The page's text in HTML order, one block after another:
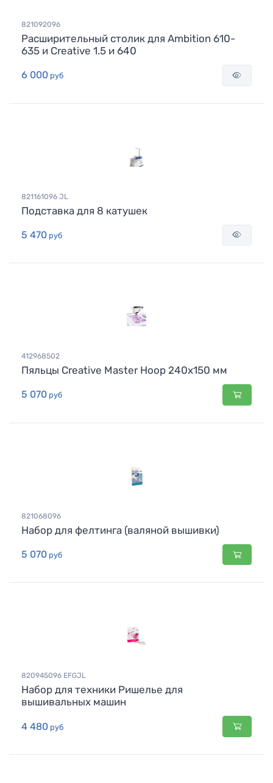
821092096
Расширительный столик для Ambition 610-
635 и Creative 1.5 и 640
6 000 руб
821161096 JL
Подставка для 8 катушек
5 470 руб
412968502
Пяльцы Creative Master Hoop 240x150 мм
5 070 руб
821068096
Набор для фелтинга (валяной вышивки)
5 070 руб
820945096 EFGJL
Набор для техники Ришелье для
вышивальных машин
4 480 руб